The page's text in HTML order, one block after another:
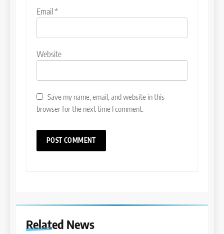
Email*
Website
Save my name, email, and website in this
browser for the next time I comment.
Related News